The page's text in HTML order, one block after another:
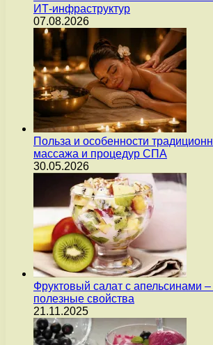
ИТ-инфраструктур
07.08.2026
Польза и особенности
массажа и процедур СПА
30.05.2026
Фруктовый салат с апельсинами
полезные свойства
21.11.2025